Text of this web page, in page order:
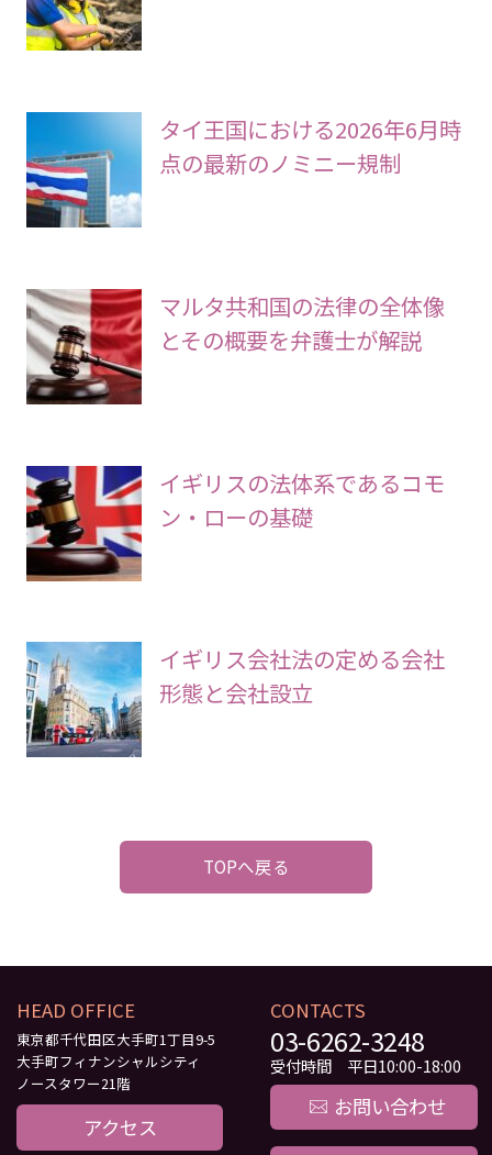
タイ王国における2026年6月時
点の最新のノミニー規制
マルタ共和国の法律の全体像
とその概要を弁護士が解説
イギリスの法体系であるコモ
ン・ローの基礎
イギリス会社法の定める会社
形態と会社設立
TOPへ戻る
HEAD OFFICE
東京都千代田区大手町1丁目9-5
大手町フィナンシャルシティ
ノースタワー21階
アクセス
CONTACTS
03-6262-3248
受付時間 平日10:00-18:00
お問い合わせ